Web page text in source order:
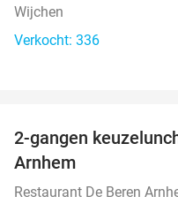
Wijchen
Verkocht: 336
2-gangen
Arnhem
Restaurant De Beren